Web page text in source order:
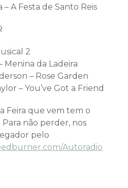
– A Festa de Santo Reis
2
Menina da Ladeira
– Rose Garden
– You’ve Got a Friend
Feira que vem tem o
Para não perder, nos
pelo
Autoradio